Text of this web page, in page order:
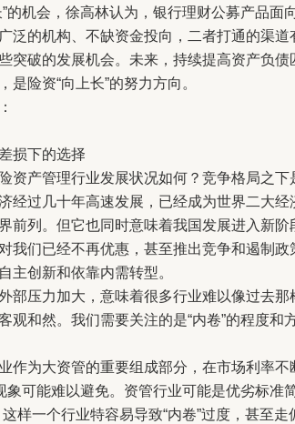
机会，徐高林认为，银行理财公募产品面
泛的机构、不缺资金投向，二者打通的渠
突破的发展机会。未来，持续提高资产负
是险资“向上长”的努力方向。
下的选择
产管理行业发展状况如何？竞争格局之下
过几十年高速发展，已经成为世界二大经
前列。但它也同时意味着我国发展进入新
我们已经不再优惠，甚至推出竞争和遏制
主创新和依靠内需转型。
压力加大，意味着很多行业难以像过去那
观和然。我们需要关注的是“内卷”的程度和
为大资管的重要组成部分，在市场利率不
象可能难以避免。资管行业可能是优劣标准
样一个行业特容易导致“内卷”过度，甚至